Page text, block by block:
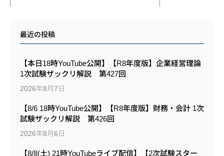
最近の投稿
【本日18時YouTube公開】【R8年度版】企業経営理論
1次試験ザックリ解説 第427回
2026年8月7日
【8/6 18時YouTube公開】【R8年度版】財務・会計 1次
試験ザックリ解説 第426回
2026年8月6日
【8/8(土) 21時YouTubeライブ配信】【2次試験スター